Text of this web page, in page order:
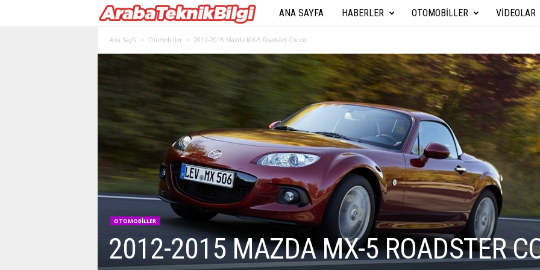
r
a
T
e
n
ANA SAYFA HABERLER OTOMOBILLER VIDEOLAR
Ana Sayfa Otomobiller 2012-2015 Mazda MX-5 Roadster Coupe
OTOMOBILLER
2012-2015 MAZDA MX-5 ROADSTER